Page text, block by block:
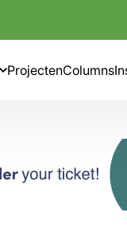
ProjectenColumns